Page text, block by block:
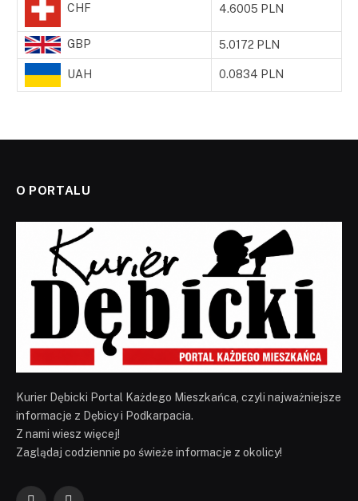
CHF 4.6005 PLN
GBP 5.0172 PLN
UAH 0.0834 PLN
O PORTALU
Kurier Dębicki Portal Każdego Mieszkańca, czyli najważniejsze
informacje z Dębicy i Podkarpacia.
Z nami wiesz więcej!
Zaglądaj codziennie po świeże informacje z okolicy!